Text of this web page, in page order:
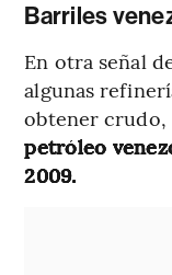
Barriles
En otra señal
algunas
obtener crudo,
petróleo
2009.